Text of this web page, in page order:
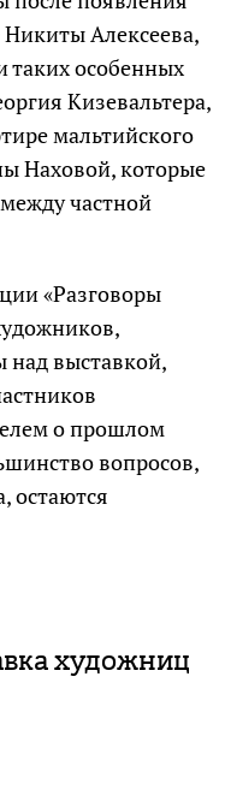
Алексеева,
особенных
Кизевальтера,
мальтийского
Наховой, которые
частной
«Разговоры
над выставкой,
о прошлом
вопросов,
остаются
художниц